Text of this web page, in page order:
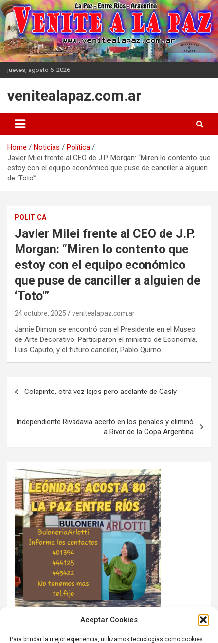
Aceptar Cookies
Para brindar la mejor experiencia, utilizamos tecnologías como cookies
Skip
to
content
jueves, agosto 6, 2026
venitealapaz.com.ar
Home Noticias
Política
Javier Milei frente al CEO de J.P. Morgan: “Miren lo contento que
estoy con el equipo económico que puse de canciller a alguien
de ‘Toto'”
POLÍTICA
Javier Milei frente al CEO de J.P.
Morgan: “Miren lo contento que
estoy con el equipo económico
que puse de canciller a alguien de
‘Toto'”
24 octubre, 2025 venitealapaz.com.ar
Jamie Dimon se encontró con el Presidente en el Museo
de Arte Decorativo. Participaron el ministro de Economía,
Luis Caputo, y el futuro canciller, Pablo Quirno.
entradas
Colapinto, otra vez lejos pero adelante de Gasly
Independiente Rivadavia acertó en los penales y eliminó
a River de la Copa Argentina